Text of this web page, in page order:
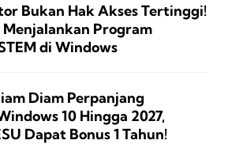
Bukan Hak Akses Tertinggi!
Menjalankan Program
di Windows
Diam Perpanjang
10 Hingga 2027,
Dapat Bonus 1 Tahun!